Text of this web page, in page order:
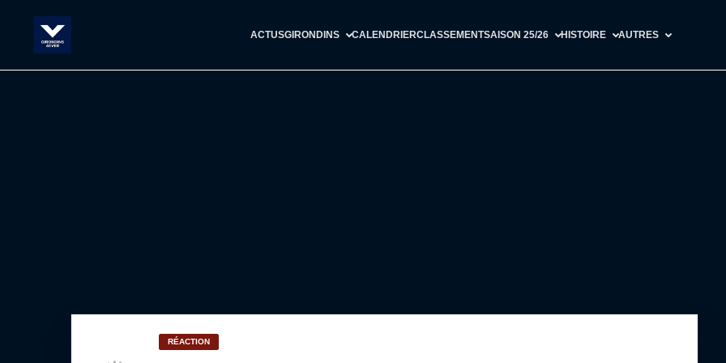
ACTUSGIRONDINS CALENDRIERCLASSEMENTSAISON 25/26 HISTOIRE AUTRES
RÉACTION